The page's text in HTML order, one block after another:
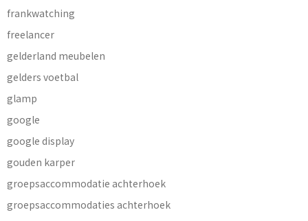
frankwatching
freelancer
gelderland meubelen
gelders voetbal
glamp
google
google display
gouden karper
groepsaccommodatie achterhoek
groepsaccommodaties achterhoek